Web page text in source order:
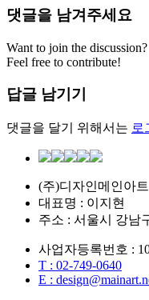
댓글을 남겨주세요
Want to join the discussion?
Feel free to contribute!
답글 남기기
댓글을 달기 위해서는 로
(주)디자인메인아트
대표명 : 이지현
주소 : 서울시 강남
사업자등록번호 :
T : 02-749-0640
E :